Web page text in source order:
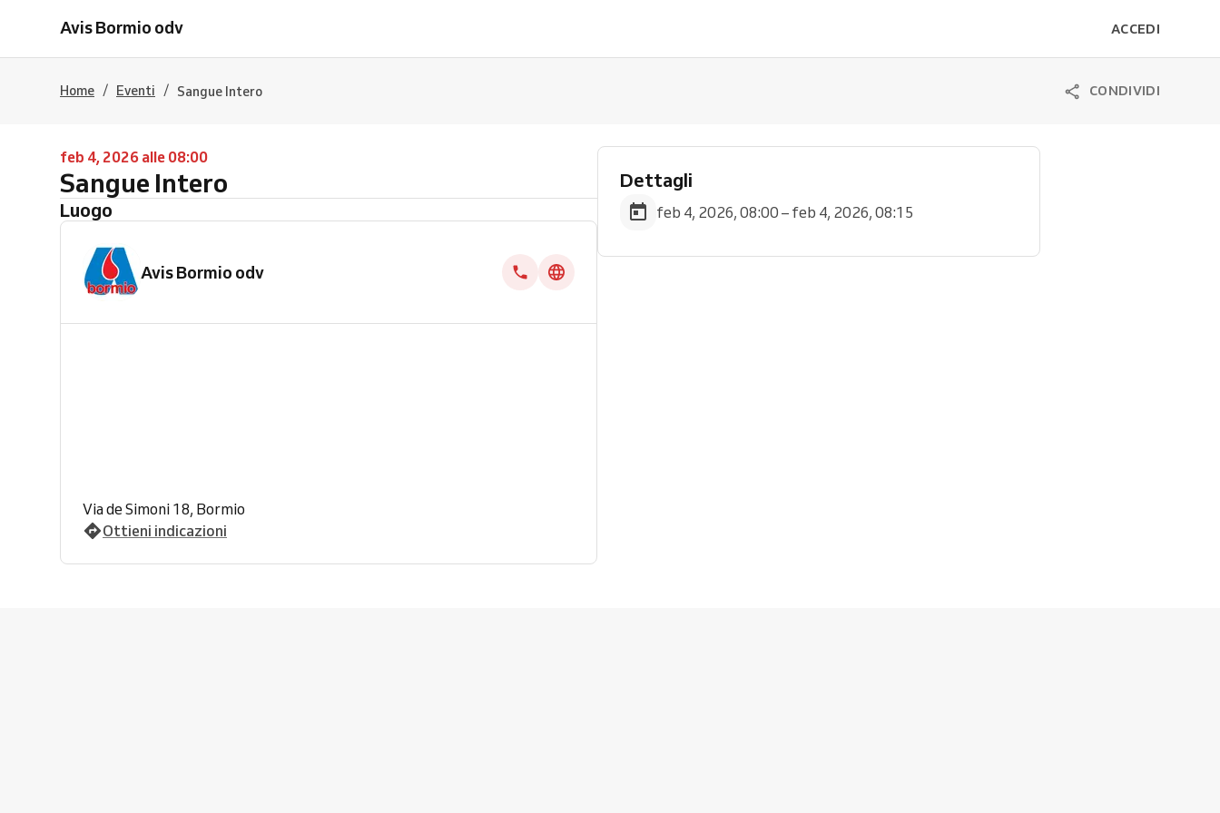
Avis Bormio odv ACCEDI
Home / Eventi / Sangue Intero CONDIVIDI
feb 4, 2026 alle 08:00
Sangue Intero
Luogo
Avis Bormio odv
Via de Simoni 18, Bormio
Ottieni indicazioni
Dettagli
feb 4, 2026, 08:00 – feb 4, 2026, 08:15